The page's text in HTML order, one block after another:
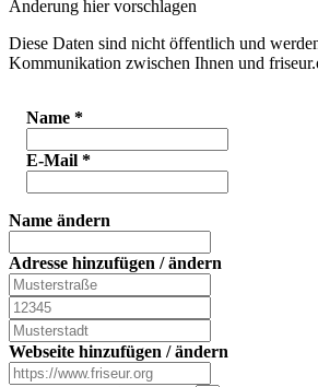
Änderung hier vorschlagen
Diese Daten sind nicht öffentlich und
Kommunikation zwischen Ihnen und
Name *
E-Mail *
Name ändern
Adresse hinzufügen / ändern
Webseite hinzufügen / ändern